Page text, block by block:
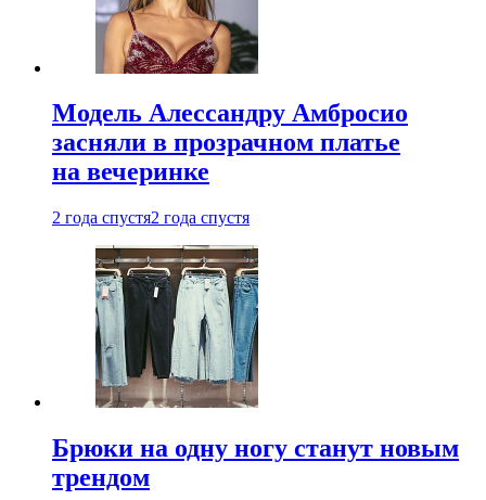
Модель Алессандру Амбросио
засняли в прозрачном платье
на вечеринке
2 года спустя2 года спустя
Брюки на одну ногу станут новым
трендом